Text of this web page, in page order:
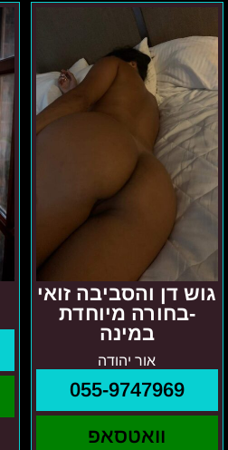
גוש דן והסביבה זואי
-בחורה מיוחדת
במינה
אור יהודה
055-9747969
וואטסאפ
זואי
בחורה
מיוחדת
במינה